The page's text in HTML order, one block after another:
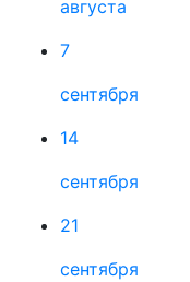
августа
7
сентября
14
сентября
21
сентября